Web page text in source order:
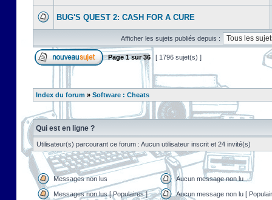
BUG'S QUEST 2: CASH FOR A CURE
Afficher les sujets publiés depuis :
Page1sur36 [ 1796 sujet(s) ]
Index du forum » Software : Cheats
Qui est en ligne ?
Utilisateur(s) parcourant ce forum : Aucun utilisateur inscrit et 24 invité(s)
Messages non lus Aucun message non lu
Messages non lus [ Populaires ] Aucun message non lu [